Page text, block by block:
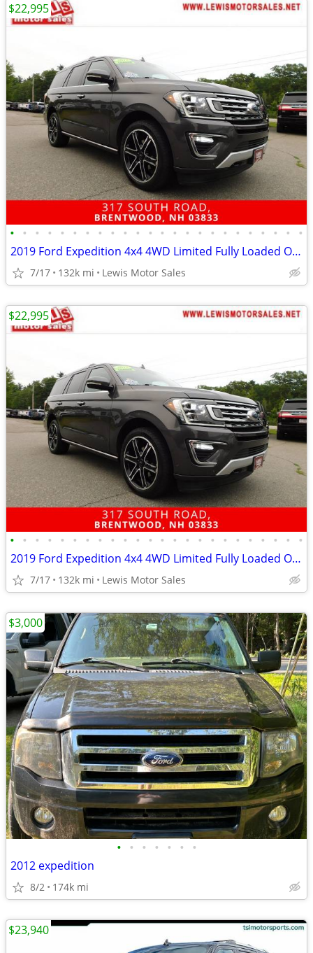
• • • • • • • • • • • • • • • • • • • • • • • •
2019 Ford Expedition 4x4 4WD Limited Fully Loaded One Owner SUV
7/17 132k mi Lewis Motor Sales
$22,995
• • • • • • • • • • • • • • • • • • • • • • • •
2019 Ford Expedition 4x4 4WD Limited Fully Loaded One Owner SUV
7/17 132k mi Lewis Motor Sales
$22,995
• • • • • • •
2012 expedition
8/2 174k mi
$3,000
$23,940